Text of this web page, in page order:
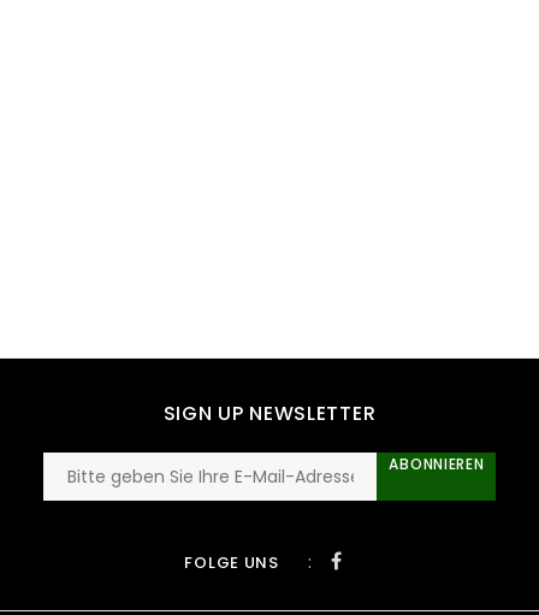
SIGN UP NEWSLETTER
ABONNIEREN
FOLGE UNS :